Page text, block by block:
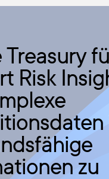
Treasury
Risk
zu